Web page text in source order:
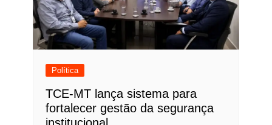
Política
TCE-MT lança sistema para
fortalecer gestão da segurança